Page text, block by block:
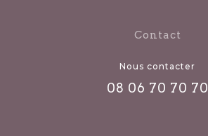
Contact
Nous contacter
08 06 70 70 70